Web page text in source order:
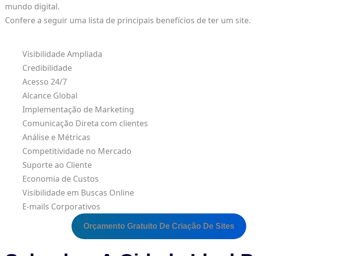
mundo digital.
Confere a seguir uma lista de principais benefícios de ter um site.
Visibilidade Ampliada
Credibilidade
Acesso 24/7
Alcance Global
Implementação de Marketing
Comunicação Direta com clientes
Análise e Métricas
Competitividade no Mercado
Suporte ao Cliente
Economia de Custos
Visibilidade em Buscas Online
E-mails Corporativos
Orçamento Gratuito De Criação De Sites